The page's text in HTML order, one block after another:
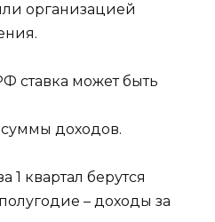
организацией
ставка может быть
суммы доходов.
1 квартал берутся
– доходы за